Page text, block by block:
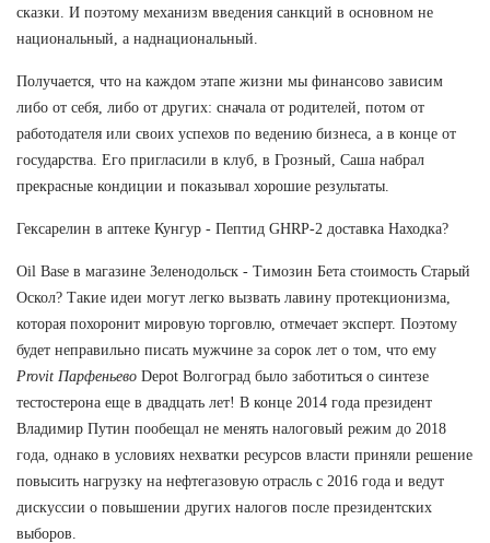
сказки. И поэтому механизм введения санкций в основном не
национальный, а наднациональный.
Получается, что на каждом этапе жизни мы финансово зависим
либо от себя, либо от других: сначала от родителей, потом от
работодателя или своих успехов по ведению бизнеса, а в конце от
государства. Его пригласили в клуб, в Грозный, Саша набрал
прекрасные кондиции и показывал хорошие результаты.
Гексарелин в аптеке Кунгур - Пептид GHRP-2 доставка Находка?
Oil Base в магазине Зеленодольск - Tимозин Бета стоимость Старый
Оскол? Такие идеи могут легко вызвать лавину протекционизма,
которая похоронит мировую торговлю, отмечает эксперт. Поэтому
будет неправильно писать мужчине за сорок лет о том, что ему
Provit Парфеньево Depot Волгоград было заботиться о синтезе
тестостерона еще в двадцать лет! В конце 2014 года президент
Владимир Путин пообещал не менять налоговый режим до 2018
года, однако в условиях нехватки ресурсов власти приняли решение
повысить нагрузку на нефтегазовую отрасль с 2016 года и ведут
дискуссии о повышении других налогов после президентских
выборов.